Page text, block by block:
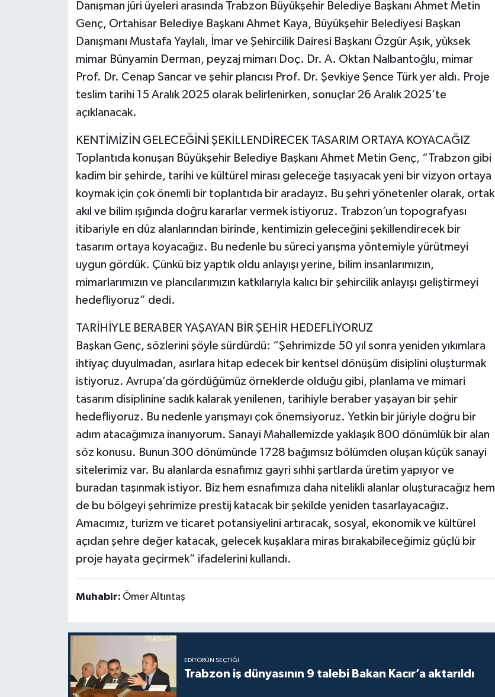
Danışman jüri üyeleri arasında Trabzon Büyükşehir Belediye Başkanı Ahmet Metin
Genç, Ortahisar Belediye Başkanı Ahmet Kaya, Büyükşehir Belediyesi Başkan
Danışmanı Mustafa Yaylalı, İmar ve Şehircilik Dairesi Başkanı Özgür Aşık, yüksek
mimar Bünyamin Derman, peyzaj mimarı Doç. Dr. A. Oktan Nalbantoğlu, mimar
Prof. Dr. Cenap Sancar ve şehir plancısı Prof. Dr. Şevkiye Şence Türk yer aldı. Proje
teslim tarihi 15 Aralık 2025 olarak belirlenirken, sonuçlar 26 Aralık 2025’te
açıklanacak.
KENTİMİZİN GELECEĞİNİ ŞEKİLLENDİRECEK TASARIM ORTAYA KOYACAĞIZ
Toplantıda konuşan Büyükşehir Belediye Başkanı Ahmet Metin Genç, “Trabzon gibi
kadim bir şehirde, tarihi ve kültürel mirası geleceğe taşıyacak yeni bir vizyon ortaya
koymak için çok önemli bir toplantıda bir aradayız. Bu şehri yönetenler olarak, ortak
akıl ve bilim ışığında doğru kararlar vermek istiyoruz. Trabzon’un topografyası
itibariyle en düz alanlarından birinde, kentimizin geleceğini şekillendirecek bir
tasarım ortaya koyacağız. Bu nedenle bu süreci yarışma yöntemiyle yürütmeyi
uygun gördük. Çünkü biz yaptık oldu anlayışı yerine, bilim insanlarımızın,
mimarlarımızın ve plancılarımızın katkılarıyla kalıcı bir şehircilik anlayışı geliştirmeyi
hedefliyoruz” dedi.
TARİHİYLE BERABER YAŞAYAN BİR ŞEHİR HEDEFLİYORUZ
Başkan Genç, sözlerini şöyle sürdürdü: “Şehrimizde 50 yıl sonra yeniden yıkımlara
ihtiyaç duyulmadan, asırlara hitap edecek bir kentsel dönüşüm disiplini oluşturmak
istiyoruz. Avrupa’da gördüğümüz örneklerde olduğu gibi, planlama ve mimari
tasarım disiplinine sadık kalarak yenilenen, tarihiyle beraber yaşayan bir şehir
hedefliyoruz. Bu nedenle yarışmayı çok önemsiyoruz. Yetkin bir jüriyle doğru bir
adım atacağımıza inanıyorum. Sanayi Mahallemizde yaklaşık 800 dönümlük bir alan
söz konusu. Bunun 300 dönümünde 1728 bağımsız bölümden oluşan küçük sanayi
sitelerimiz var. Bu alanlarda esnafımız gayri sıhhi şartlarda üretim yapıyor ve
buradan taşınmak istiyor. Biz hem esnafımıza daha nitelikli alanlar oluşturacağız hem
de bu bölgeyi şehrimize prestij katacak bir şekilde yeniden tasarlayacağız.
Amacımız, turizm ve ticaret potansiyelini artıracak, sosyal, ekonomik ve kültürel
açıdan şehre değer katacak, gelecek kuşaklara miras bırakabileceğimiz güçlü bir
proje hayata geçirmek” ifadelerini kullandı.
Muhabir: Ömer Altıntaş
EDITÖRÜN SEÇTIĞI
Trabzon iş dünyasının 9 talebi Bakan Kacır’a aktarıldı